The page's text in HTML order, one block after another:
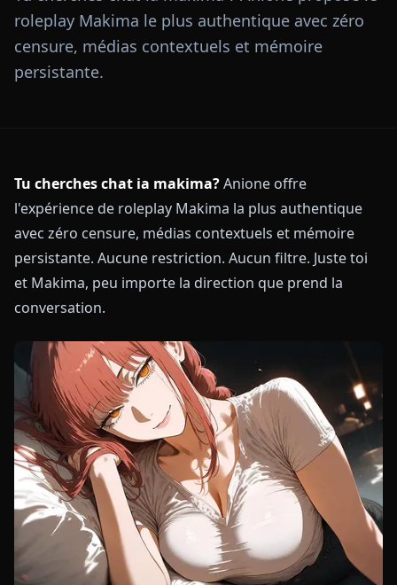
roleplay Makima le plus authentique avec zéro
censure, médias contextuels et mémoire
persistante.
Tu cherches chat ia makima?Anione offre
l'expérience de roleplay Makima la plus authentique
avec zéro censure, médias contextuels et mémoire
persistante. Aucune restriction. Aucun filtre. Juste toi
et Makima, peu importe la direction que prend la
conversation.